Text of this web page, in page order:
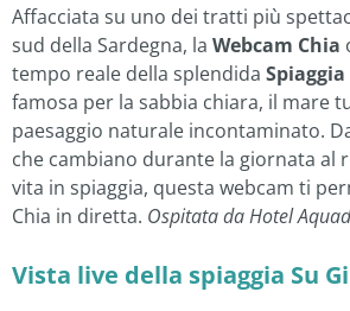
Affacciata su uno dei tratti più
sud della Sardegna, la Webcam Chia
tempo reale della splendida
famosa per la sabbia chiara, il mare
paesaggio naturale incontaminato.
che cambiano durante la giornata al
vita in spiaggia, questa webcam ti
Chia in diretta. Ospitata da Hotel
Vista live della spiaggia Su